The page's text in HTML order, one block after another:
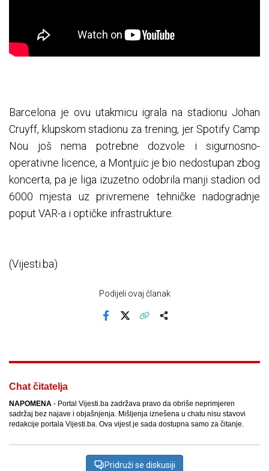
Barcelona je ovu utakmicu igrala na stadionu Johan
Cruyff, klupskom stadionu za trening, jer Spotify Camp
Nou još nema potrebne dozvole i sigurnosno-
operativne licence, a Montjuïc je bio nedostupan zbog
koncerta, pa je liga izuzetno odobrila manji stadion od
6000 mjesta uz privremene tehničke nadogradnje
poput VAR-a i optičke infrastrukture.
(Vijesti.ba)
Podijeli ovaj članak
Chat čitatelja
NAPOMENA - Portal Vijesti.ba zadržava pravo da obriše neprimjeren
sadržaj bez najave i objašnjenja. Mišljenja iznešena u chatu nisu stavovi
redakcije portala Vijesti.ba. Ova vijest je sada dostupna samo za čitanje.
Pridruži se diskusiji